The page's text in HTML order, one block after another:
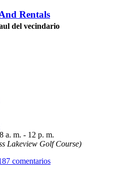
Rentals
del vecindario
a. m. - 12 p. m.
Lakeview Golf Course)
comentarios